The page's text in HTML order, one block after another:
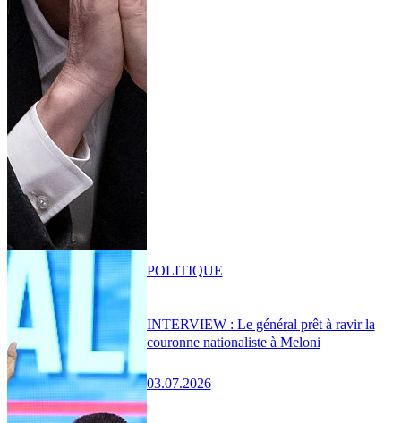
INTERVIEW : Le général prêt à ravir la
couronne nationaliste à Meloni
03.07.2026
POLITIQUE